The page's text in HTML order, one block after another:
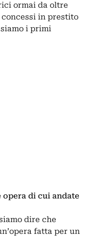
ormai da oltre
in prestito
i primi
opera di cui andate
dire che
fatta per un